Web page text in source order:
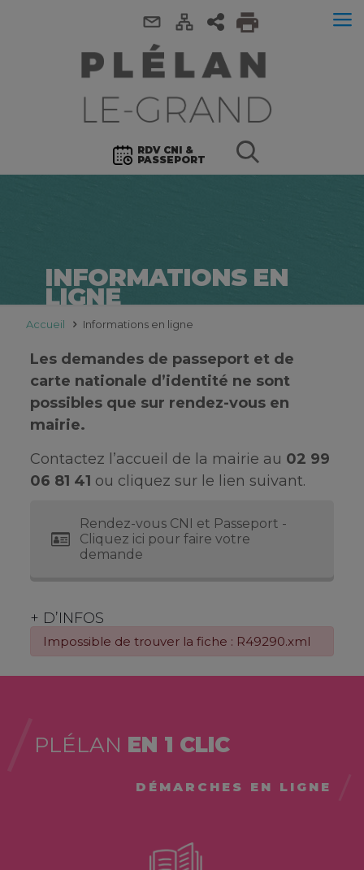
RDV CNI &
PASSEPORT
INFORMATIONS EN
LIGNE
Accueil Informations en ligne
Les demandes de passeport et de
carte nationale d’identité ne sont
possibles que sur rendez-vous en
mairie.
Contactez l’accueil de la mairie au 02 99
06 81 41 ou cliquez sur le lien suivant.
Rendez-vous CNI et Passeport -
Cliquez ici pour faire votre
demande
+ D’INFOS
Impossible de trouver la fiche : R49290.xml
PLÉLAN EN 1 CLIC
DÉMARCHES EN LIGNE